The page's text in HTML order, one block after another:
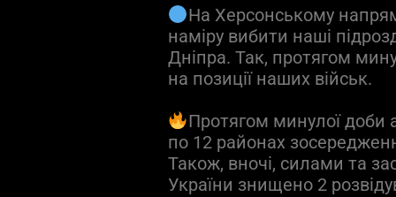
На Херсонському
наміру вибити наші
Дніпра. Так, протягом
на позиції наших військ.
Протягом минулої доби
по 12 районах
Також, вночі, силами та
України знищено 2